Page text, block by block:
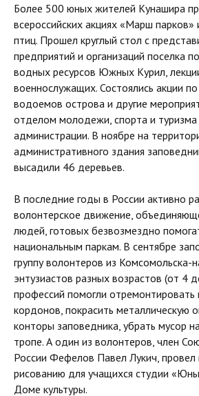
Более 500 юных жителей Кунашира
всероссийских акциях «Марш
птиц. Прошел круглый стол с
предприятий и организаций поселка
водных ресурсов Южных Курил,
военнослужащих. Состоялись акции
водоемов острова и другие
отделом молодежи, спорта и туризма
администрации. В ноябре на
административного здания
высадили 46 деревьев.
В последние годы в России активно
волонтерское движение,
людей, готовых безвозмездно
национальным паркам. В сентябре
группу волонтеров из Комсомольска-
энтузиастов разных возрастов (от 4
профессий помогли
кордонов, покрасить металлическую
конторы заповедника, убрать мусор
тропе. А один из волонтеров, член
России Фефелов Павел Лукич, провел
рисованию для учащихся студии
Доме культуры.